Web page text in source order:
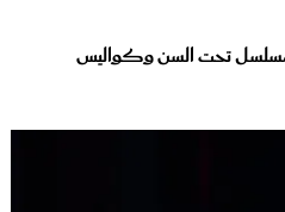
تحت السن وكواليس